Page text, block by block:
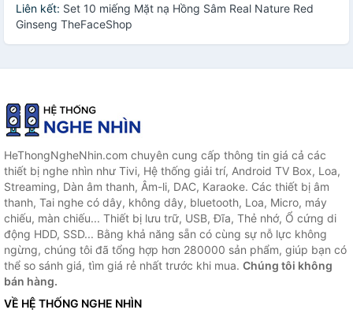
Liên kết: Set 10 miếng Mặt nạ Hồng Sâm Real Nature Red
Ginseng TheFaceShop
HeThongNgheNhin.com chuyên cung cấp thông tin giá cả các
thiết bị nghe nhìn như Tivi, Hệ thống giải trí, Android TV Box, Loa,
Streaming, Dàn âm thanh, Âm-li, DAC, Karaoke. Các thiết bị âm
thanh, Tai nghe có dây, không dây, bluetooth, Loa, Micro, máy
chiếu, màn chiếu... Thiết bị lưu trữ, USB, Đĩa, Thẻ nhớ, Ổ cứng di
động HDD, SSD... Bằng khả năng sẵn có cùng sự nỗ lực không
ngừng, chúng tôi đã tổng hợp hơn 280000 sản phẩm, giúp bạn có
thể so sánh giá, tìm giá rẻ nhất trước khi mua. Chúng tôi không
bán hàng.
VỀ HỆ THỐNG NGHE NHÌN